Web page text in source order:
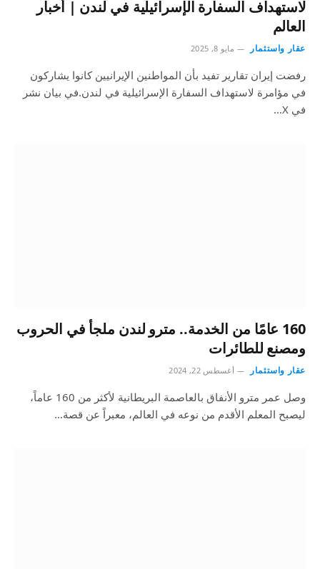
لاستهداف السفارة الإسرائيلية في لندن | أخبار
العالم
عقار واستثمار مايو 8, 2025
رفضت إيران تقارير تفيد بأن المواطنين الإيرانيين كانوا يشاركون
في مؤامرة لاستهداف السفارة الإسرائيلية في لندن.في بيان نشر
في X…
160 عامًا من الخدمة.. مترو لندن ملجأ في الحروب
ومصنع للطائرات
عقار واستثمار أغسطس 22, 2024
وصل عمر مترو الأنفاق بالعاصمة البريطانية لأكثر من 160 عاماً،
ليصبح المعلم الأقدم من نوعه في العالم، معبراً عن قصة…